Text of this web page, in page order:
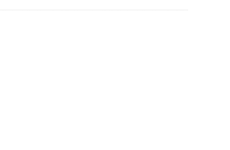
einsehbar und nachträglich nicht änderbar
Themen aus. Sollte keines der Themen
wir Sie über die Statusanzeige sowie per E-Mail
die Benachrichtigungen aktiviert